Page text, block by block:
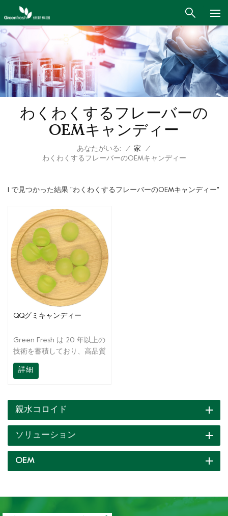
わくわくするフレーバーの
OEMキャンディー
あなたがいる: / 家
/
わくわくするフレーバーのOEMキャンディー
1 で見つかった結果 "わくわくするフレーバーのOEMキャンディー"
QQグミキャンディー
Green Fresh は 20 年以上の
技術を蓄積しており、高品質
の製品を提供するだけでな
く、Greenfresh Group はレ
トも提供しています。 私た
ており、継続的に完全なサポ
ートを提供します.
詳細
親水コロイド
ソリューション
OEM